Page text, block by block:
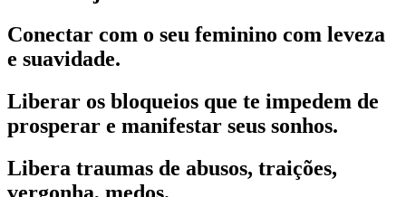
Conectar com o seu feminino com leveza
e suavidade.
Liberar os bloqueios que te impedem de
prosperar e manifestar seus sonhos.
Libera traumas de abusos, traições,
vergonha, medos.